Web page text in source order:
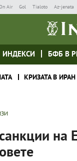
Air Gol Tialoto Az-jenata
ИНДЕКСИ БФБ В
КРИЗАТА В ИРАН